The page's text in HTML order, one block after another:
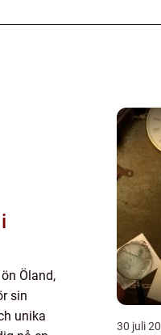
Öland,
sin
unika
30 juli